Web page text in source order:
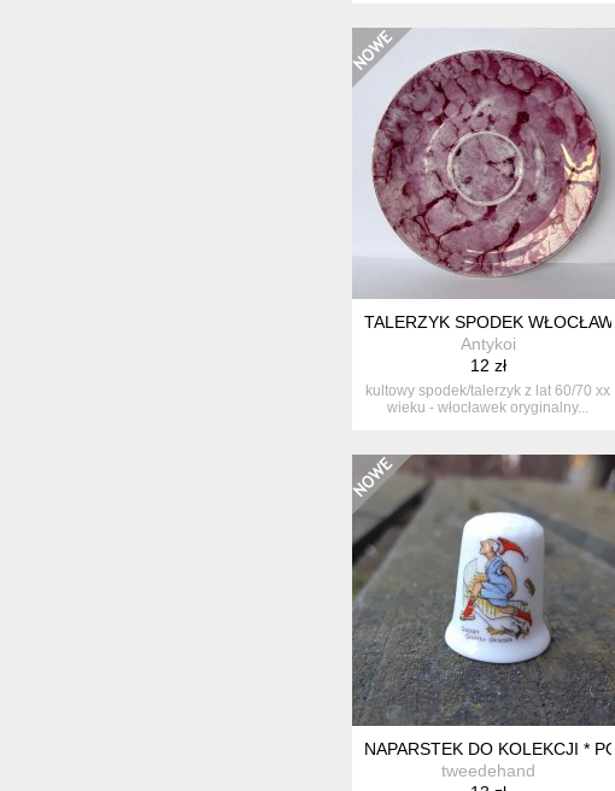
TALERZYK SPODEK
Antykoi
12 zł
kultowy spodek/talerzyk z lat 60/70 xx
wieku - włocławek oryginalny...
NAPARSTEK DO KOLEKCJI *
tweedehand